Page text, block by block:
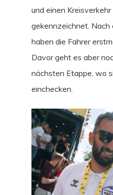
und einen
gekennzeichnet. Nach
haben die Fahrer
Davor geht es aber
nächsten Etappe, wo
einchecken.